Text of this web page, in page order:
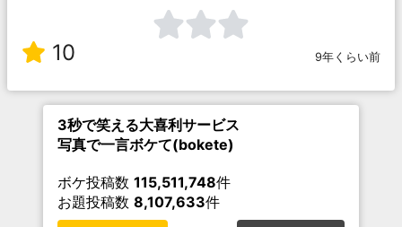
10 9年くらい前
3秒で笑える大喜利サービス
写真で一言ボケて(bokete)
ボケ投稿数 115,511,748件
お題投稿数 8,107,633件